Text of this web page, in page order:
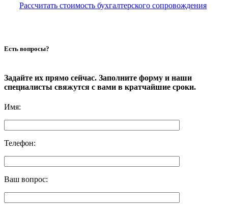
Рассчитать стоимость бухгалтерского сопровождения
Есть вопросы?
Задайте их прямо сейчас. Заполните форму и наши
специалисты свяжутся с вами в кратчайшие сроки.
Имя:
Телефон:
Ваш вопрос: